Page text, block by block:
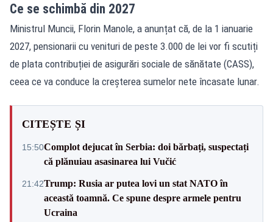
Ce se schimbă din 2027
Ministrul Muncii, Florin Manole, a anunțat că, de la 1 ianuarie
2027, pensionarii cu venituri de peste 3.000 de lei vor fi scutiți
de plata contribuției de asigurări sociale de sănătate (CASS),
ceea ce va conduce la creșterea sumelor nete încasate lunar.
CITEȘTE ȘI
15:50Complot dejucat în Serbia: doi bărbați, suspectați
că plănuiau asasinarea lui Vučić
21:42Trump: Rusia ar putea lovi un stat NATO în
această toamnă. Ce spune despre armele pentru
Ucraina